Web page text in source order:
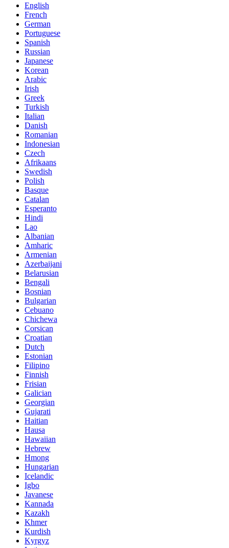
English
French
German
Portuguese
Spanish
Russian
Japanese
Korean
Arabic
Irish
Greek
Turkish
Italian
Danish
Romanian
Indonesian
Czech
Afrikaans
Swedish
Polish
Basque
Catalan
Esperanto
Hindi
Lao
Albanian
Amharic
Armenian
Azerbaijani
Belarusian
Bengali
Bosnian
Bulgarian
Cebuano
Chichewa
Corsican
Croatian
Dutch
Estonian
Filipino
Finnish
Frisian
Galician
Georgian
Gujarati
Haitian
Hausa
Hawaiian
Hebrew
Hmong
Hungarian
Icelandic
Igbo
Javanese
Kannada
Kazakh
Khmer
Kurdish
Kyrgyz